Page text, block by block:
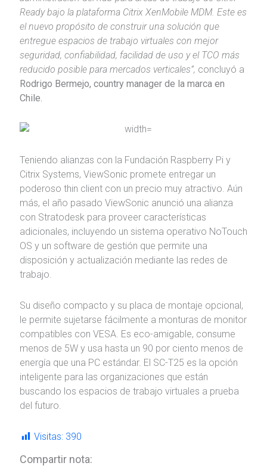
Ready bajo la plataforma Citrix XenMobile MDM. Este es
el nuevo propósito de construir una solución que
entregue espacios de trabajo virtuales con mejor
seguridad, confiabilidad, facilidad de uso y el TCO más
reducido posible para mercados verticales”, concluyó a
Rodrigo Bermejo, country manager de la marca en
Chile.
Teniendo alianzas con la Fundación Raspberry Pi y
Citrix Systems, ViewSonic promete entregar un
poderoso thin client con un precio muy atractivo. Aún
más, el año pasado ViewSonic anunció una alianza
con Stratodesk para proveer características
adicionales, incluyendo un sistema operativo NoTouch
OS y un software de gestión que permite una
disposición y actualización mediante las redes de
trabajo.
Su diseño compacto y su placa de montaje opcional,
le permite sujetarse fácilmente a monturas de monitor
compatibles con VESA. Es eco-amigable, consume
menos de 5W y usa hasta un 90 por ciento menos de
energía que una PC estándar. El SC-T25 es la opción
inteligente para las organizaciones que están
buscando los espacios de trabajo virtuales a prueba
del futuro.
Visitas: 390
Compartir nota: